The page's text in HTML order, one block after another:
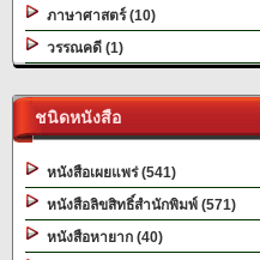
ภาษาศาสตร์ (10)
วรรณคดี (1)
ชนิดหนังสือ
หนังสือเผยแพร่ (541)
หนังสือลิขสิทธิ์สำนักพิมพ์ (571)
หนังสือหายาก (40)